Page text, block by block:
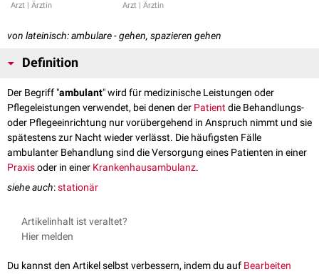
Arzt | Ärztin Arzt | Ärztin
von lateinisch: ambulare - gehen, spazieren gehen
Definition
Der Begriff "ambulant" wird für medizinische Leistungen oder
Pflegeleistungen verwendet, bei denen der Patientdie Behandlungs-
oder Pflegeeinrichtung nur vorübergehend in Anspruch nimmt und sie
spätestens zur Nacht wieder verlässt. Die häufigsten Fälle
ambulanter Behandlung sind die Versorgung eines Patienten in einer
Praxisoder in einer Krankenhausambulanz.
siehe auch:stationär
Artikelinhalt ist veraltet?
Hier melden
Du kannst den Artikel selbst verbessern, indem du auf Bearbeiten